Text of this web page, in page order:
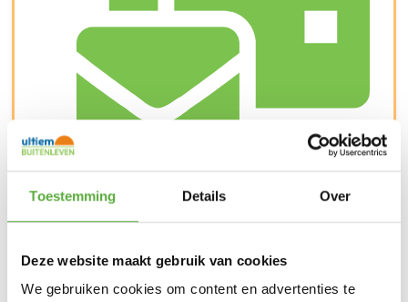
Toestemming Details Over
Deze website maakt gebruik van cookies
We gebruiken cookies om content en advertenties te
Snelle verzending & levering aan huis